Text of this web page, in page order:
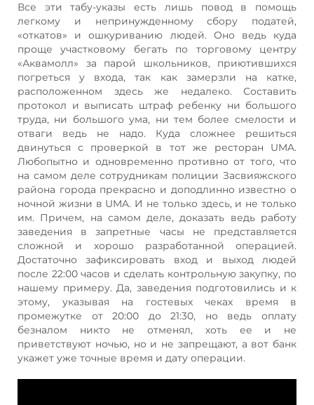
Все эти табу-указы есть лишь повод в помощь
легкому и непринужденному сбору податей,
«откатов» и ошкуриванию людей. Оно ведь куда
проще участковому бегать по торговому центру
«Аквамолл» за парой школьников, приютившихся
погреться у входа, так как замерзли на катке,
расположенном здесь же недалеко. Составить
протокол и выписать штраф ребенку ни большого
труда, ни большого ума, ни тем более смелости и
отваги ведь не надо. Куда сложнее решиться
двинуться с проверкой в тот же ресторан UMA.
Любопытно и одновременно противно от того, что
на самом деле сотрудникам полиции Засвияжского
района города прекрасно и доподлинно известно о
ночной жизни в UMA. И не только здесь, и не только
им. Причем, на самом деле, доказать ведь работу
заведения в запретные часы не представляется
сложной и хорошо разработанной операцией.
Достаточно зафиксировать вход и выход людей
после 22:00 часов и сделать контрольную закупку, по
нашему примеру. Да, заведения подготовились и к
этому, указывая на гостевых чеках время в
промежутке от 20:00 до 21:30, но ведь оплату
безналом никто не отменял, хоть ее и не
приветствуют ночью, но и не запрещают, а вот банк
укажет уже точные время и дату операции.